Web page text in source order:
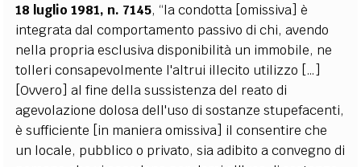
18 luglio 1981, n. 7145, “la condotta [omissiva] è
integrata dal comportamento passivo di chi, avendo
nella propria esclusiva disponibilità un immobile, ne
tolleri consapevolmente l'altrui illecito utilizzo […]
[Ovvero] al fine della sussistenza del reato di
agevolazione dolosa dell'uso di sostanze stupefacenti,
è sufficiente [in maniera omissiva] il consentire che
un locale, pubblico o privato, sia adibito a convegno di